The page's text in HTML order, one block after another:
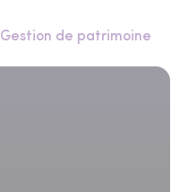
Gestion de patrimoine